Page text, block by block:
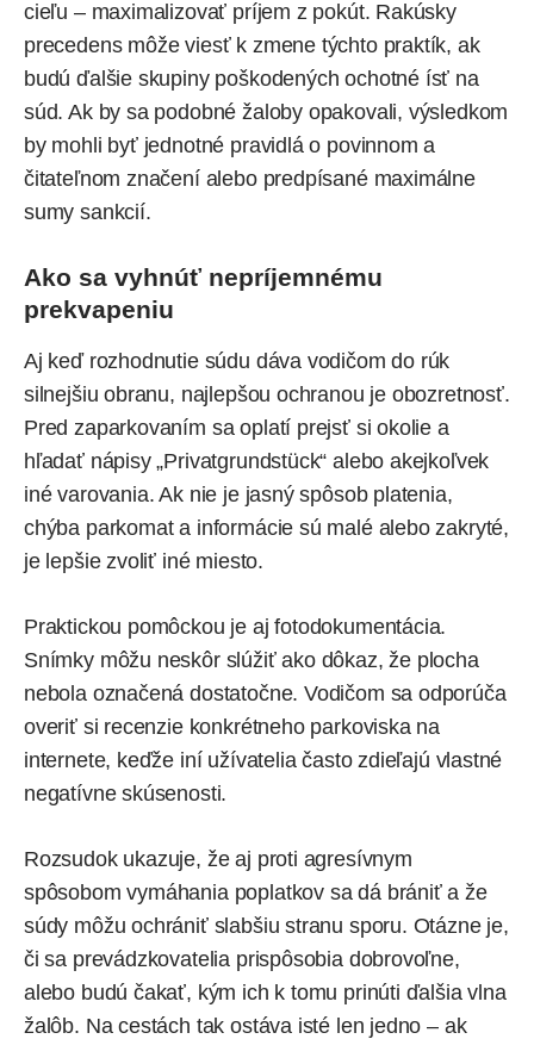
cieľu – maximalizovať príjem z pokút. Rakúsky
precedens môže viesť k zmene týchto praktík, ak
budú ďalšie skupiny poškodených ochotné ísť na
súd. Ak by sa podobné žaloby opakovali, výsledkom
by mohli byť jednotné pravidlá o povinnom a
čitateľnom značení alebo predpísané maximálne
sumy sankcií.
Ako sa vyhnúť nepríjemnému
prekvapeniu
Aj keď rozhodnutie súdu dáva vodičom do rúk
silnejšiu obranu, najlepšou ochranou je obozretnosť.
Pred zaparkovaním sa oplatí prejsť si okolie a
hľadať nápisy „Privatgrundstück“ alebo akejkoľvek
iné varovania. Ak nie je jasný spôsob platenia,
chýba parkomat a informácie sú malé alebo zakryté,
je lepšie zvoliť iné miesto.
Praktickou pomôckou je aj fotodokumentácia.
Snímky môžu neskôr slúžiť ako dôkaz, že plocha
nebola označená dostatočne. Vodičom sa odporúča
overiť si recenzie konkrétneho parkoviska na
internete, keďže iní užívatelia často zdieľajú vlastné
negatívne skúsenosti.
Rozsudok ukazuje, že aj proti agresívnym
spôsobom vymáhania poplatkov sa dá brániť a že
súdy môžu ochrániť slabšiu stranu sporu. Otázne je,
či sa prevádzkovatelia prispôsobia dobrovoľne,
alebo budú čakať, kým ich k tomu prinúti ďalšia vlna
žalôb. Na cestách tak ostáva isté len jedno – ak